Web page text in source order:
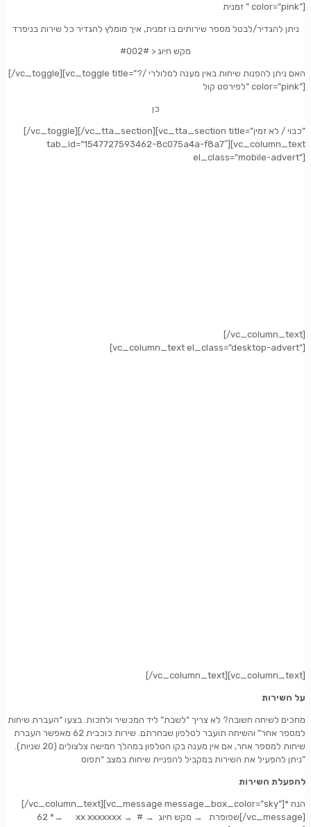
זמנית ” color=”pink”]
ניתן להגדיר/לבטל מספר שירותים בו זמנית, איך מומלץ להגדיר כל שירות בניפרד
#002# > מקש חיוג
[/vc_toggle][vc_toggle title=”?האם ניתן להפנות שיחות באין מענה לסלולרי /
לפירסט קול” color=”pink”]
כן
[/vc_toggle][/vc_tta_section][vc_tta_section title=”כבוי / לא זמין”
tab_id=”1547727593462-8c075a4a-f8a7″][vc_column_text
el_class=”mobile-advert”]
[/vc_column_text]
[vc_column_text el_class=”desktop-advert”]
[/vc_column_text][vc_column_text]
על השירות
מחכים לשיחה חשובה? לא צריך “לשבת” ליד המכשיר ולחכות. בצעו “העברת שיחות
למספר אחר” והשיחה תועבר לטלפון שבחרתם. שירות כוכבית 62 מאפשר העברת
שיחות למספר אחר, אם אין מענה בקו הטלפון במהלך חמישה צלצולים (20 שניות).
ניתן להפעיל את השירות במקביל להפניית שיחות במצב “תפוס”
להפעלת השירות
[/vc_column_text][vc_message message_box_color=”sky”]* הנח
שפופרת
→ מקש חיוג → # →
xx xxxxxxx
* →
62
[/vc_message]